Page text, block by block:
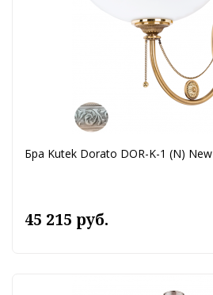
Бра Kutek Dorato DOR-K-1 (N) New
45 215 руб.